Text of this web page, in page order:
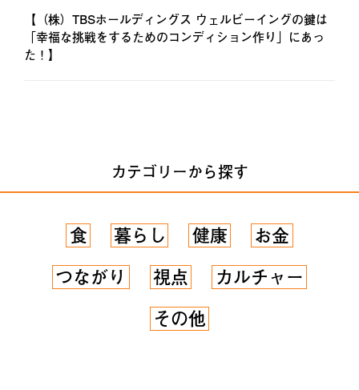
【（株）TBSホールディングス ウェルビーイングの鍵は
「幸福な挑戦をするためのコンディション作り」にあっ
た！】
カテゴリーから探す
食 暮らし 健康
お金
つながり
視点
カルチャー
その他